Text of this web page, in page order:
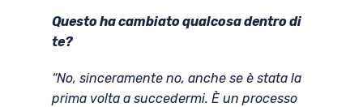
Questo ha cambiato qualcosa dentro di
te?
“No, sinceramente no, anche se è stata la
prima volta a succedermi. È un processo